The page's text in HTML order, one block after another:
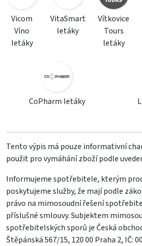
Vicom
Víno
letáky
VitaSmart
letáky
Vítkovice
Tours
letáky
CoPharm letáky
Tento výpis má pouze informativní
použit pro vymáhání zboží podle
Informujeme spotřebitele, kterým
poskytujeme služby, že mají podle
právo na mimosoudní řešení
příslušné smlouvy. Subjektem
spotřebitelských sporů je Česká
Štěpánská 567/15, 120 00 Praha 2, IČ: